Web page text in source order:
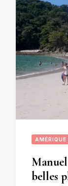
AMÉRIQUE
belles